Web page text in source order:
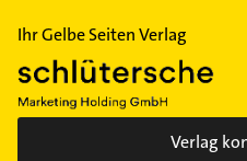
Ihr Gelbe Seiten Verlag
Verlag